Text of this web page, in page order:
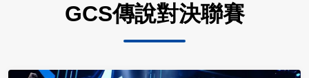
GCS傳說對決聯賽